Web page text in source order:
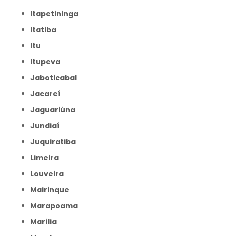
Itapetininga
Itatiba
Itu
Itupeva
Jaboticabal
Jacareí
Jaguariúna
Jundiaí
Juquiratiba
Limeira
Louveira
Mairinque
Marapoama
Marília